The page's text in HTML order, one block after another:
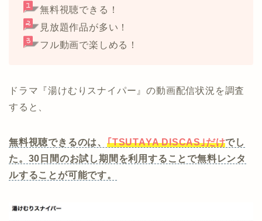
無料視聴できる！
見放題作品が多い！
フル動画で楽しめる！
ドラマ『湯けむりスナイパー』の動画配信状況を調査
すると、
無料視聴できるのは、 ｢TSUTAYA DISCAS｣だけでし
た。30日間のお試し期間を利用することで無料レンタ
ルすることが可能です。